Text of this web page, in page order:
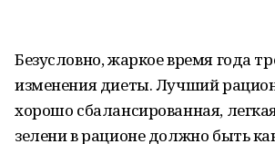
Безусловно, жаркое время года
изменения диеты. Лучший
хорошо сбалансированная,
зелени в рационе должно быть